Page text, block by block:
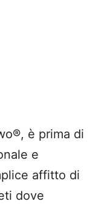
è prima di
e
affitto di
dove